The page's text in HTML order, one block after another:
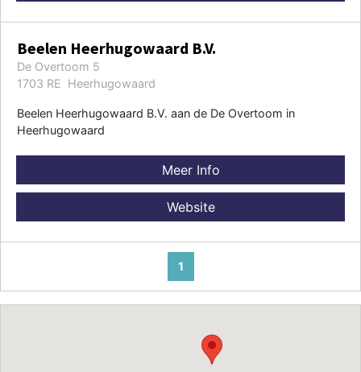
Beelen Heerhugowaard B.V.
De Overtoom 5
1703 RE Heerhugowaard
Beelen Heerhugowaard B.V. aan de De Overtoom in
Heerhugowaard
Meer Info
Website
1